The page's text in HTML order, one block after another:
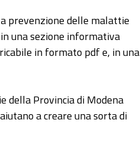
prevenzione delle malattie
una sezione informativa
in formato pdf e, in una
della Provincia di Modena
a creare una sorta di